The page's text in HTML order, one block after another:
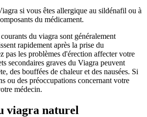
si vous êtes allergique au sildénafil ou à
du médicament.
du viagra sont généralement
rapidement après la prise du
pas les problèmes d'érection affecter votre
secondaires graves du Viagra peuvent
des bouffées de chaleur et des nausées. Si
ou des préoccupations concernant votre
médecin.
viagra naturel